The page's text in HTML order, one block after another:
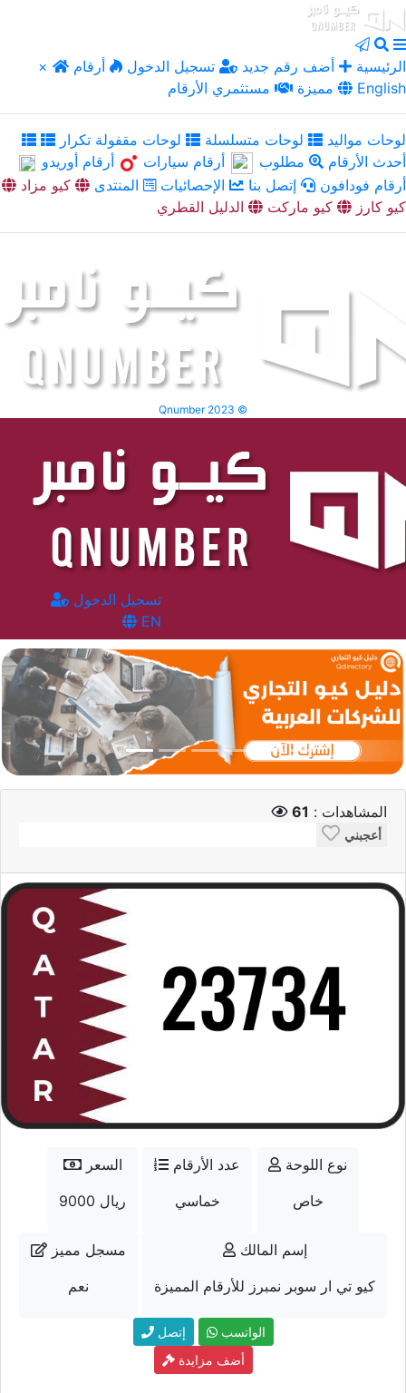
× الرئيسية أضف رقم جديد تسجيل الدخول
أرقام
مميزة
مستثمري الأرقام English
لوحات مواليد لوحات متسلسلة
لوحات مقفولة تكرار
أحدث الأرقام
مطلوب أرقام سيارات
أرقام أوريدو
أرقام فودافون
إتصل بنا الإحصائيات المنتدى
كيو مزاد
كيو كارز
كيو ماركت الدليل القطري
Qnumber 2023 ©
تسجيل الدخول
EN